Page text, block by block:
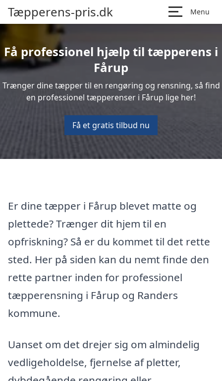
Tæpperens-pris.dk Menu
Få professionel hjælp til tæpperens i
Fårup
Trænger dine tæpper til en rengøring og rensning, så find
en professionel tæpperenser i Fårup lige her!
Få et gratis tilbud nu
Er dine tæpper i Fårup blevet matte og
plettede? Trænger dit hjem til en
opfriskning? Så er du kommet til det rette
sted. Her på siden kan du nemt finde den
rette partner inden for professionel
tæpperensning i Fårup og Randers
kommune.
Uanset om det drejer sig om almindelig
vedligeholdelse, fjernelse af pletter,